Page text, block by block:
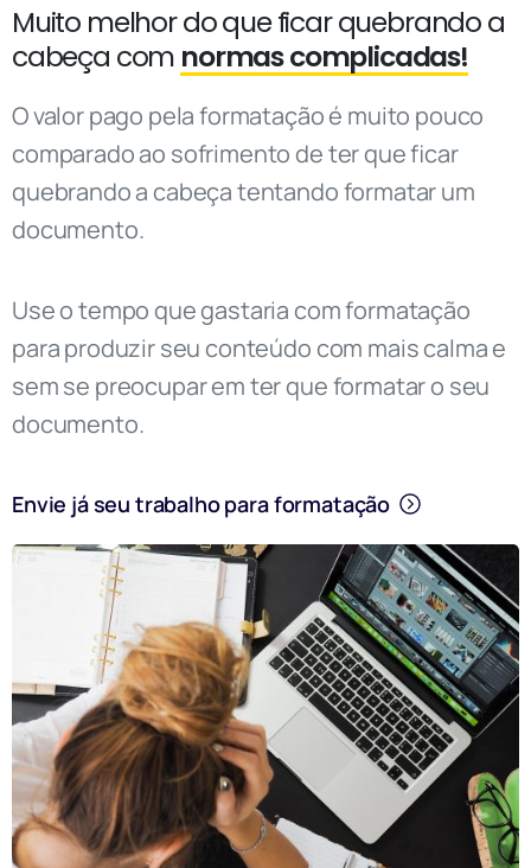
Muito melhor do que ficar quebrando a
cabeça com normas complicadas!
O valor pago pela formatação é muito pouco
comparado ao sofrimento de ter que ficar
quebrando a cabeça tentando formatar um
documento.
Use o tempo que gastaria com formatação
para produzir seu conteúdo com mais calma e
sem se preocupar em ter que formatar o seu
documento.
Envie já seu trabalho para formatação